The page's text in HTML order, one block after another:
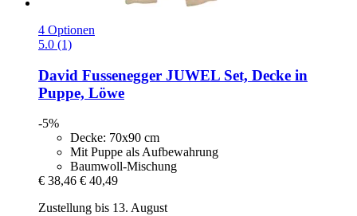
4 Optionen
5.0 (1)
David Fussenegger JUWEL Set, Decke in
Puppe, Löwe
-5%
Decke: 70x90 cm
Mit Puppe als Aufbewahrung
Baumwoll-Mischung
€ 38,46 € 40,49
Zustellung bis 13. August